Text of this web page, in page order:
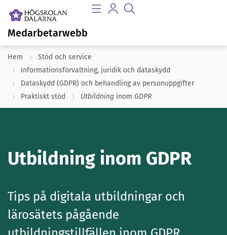
Medarbetarwebb
Hem
Stöd och service
Informationsförvaltning, juridik och dataskydd
Dataskydd (GDPR) och behandling av personuppgifter​
Praktiskt stöd
Utbildning inom GDPR
Utbildning inom GDPR
Tips på digitala utbildningar och
lärosätets pågående